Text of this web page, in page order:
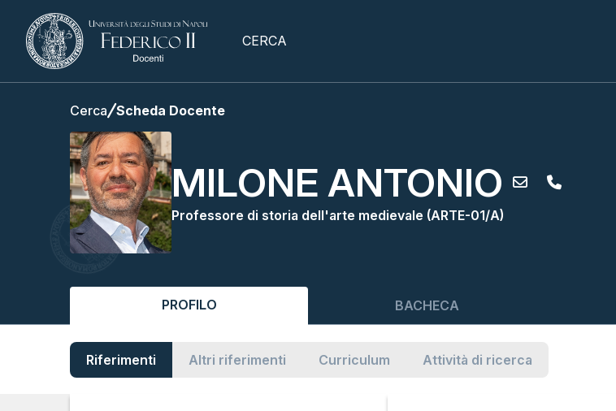
CERCA
Cerca Scheda Docente
MILONE ANTONIO
Professore di storia dell'arte medievale (ARTE-01/A)
PROFILO BACHECA
Riferimenti Altri riferimenti Curriculum Attività di ricerca